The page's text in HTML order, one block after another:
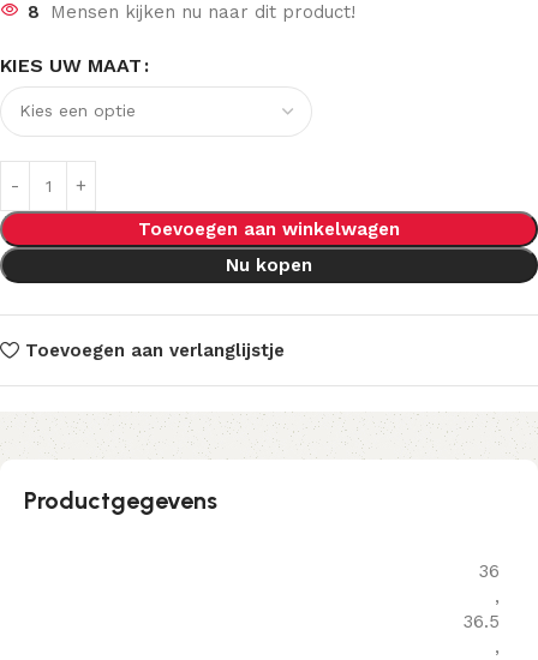
8 Mensen kijken nu naar dit product!
KIES UW MAAT
Toevoegen aan winkelwagen
Nu kopen
Toevoegen aan verlanglijstje
Productgegevens
36
,
36.5
,